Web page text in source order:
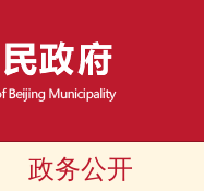
政务公开